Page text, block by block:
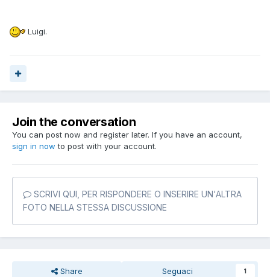
Luigi.
Join the conversation
You can post now and register later. If you have an account,
sign in now to post with your account.
SCRIVI QUI, PER RISPONDERE O INSERIRE UN'ALTRA
FOTO NELLA STESSA DISCUSSIONE
Share Seguaci 1